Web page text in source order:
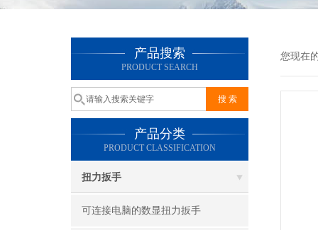
产品搜索
PRODUCT SEARCH
产品分类
PRODUCT CLASSIFICATION
扭力扳手
可连接电脑的数显扭力扳手
您现在